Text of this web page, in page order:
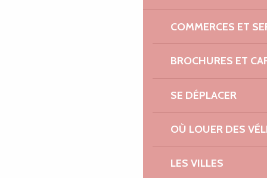
COMMERCES ET
BROCHURES ET
SE DÉPLACER
OÙ LOUER DES
LES VILLES
MARINE